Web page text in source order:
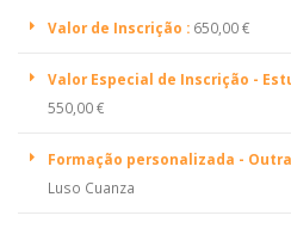
Valor de Inscrição : 650,00 €
Valor Especial de Inscrição -
550,00 €
Formação personalizada -
Luso Cuanza